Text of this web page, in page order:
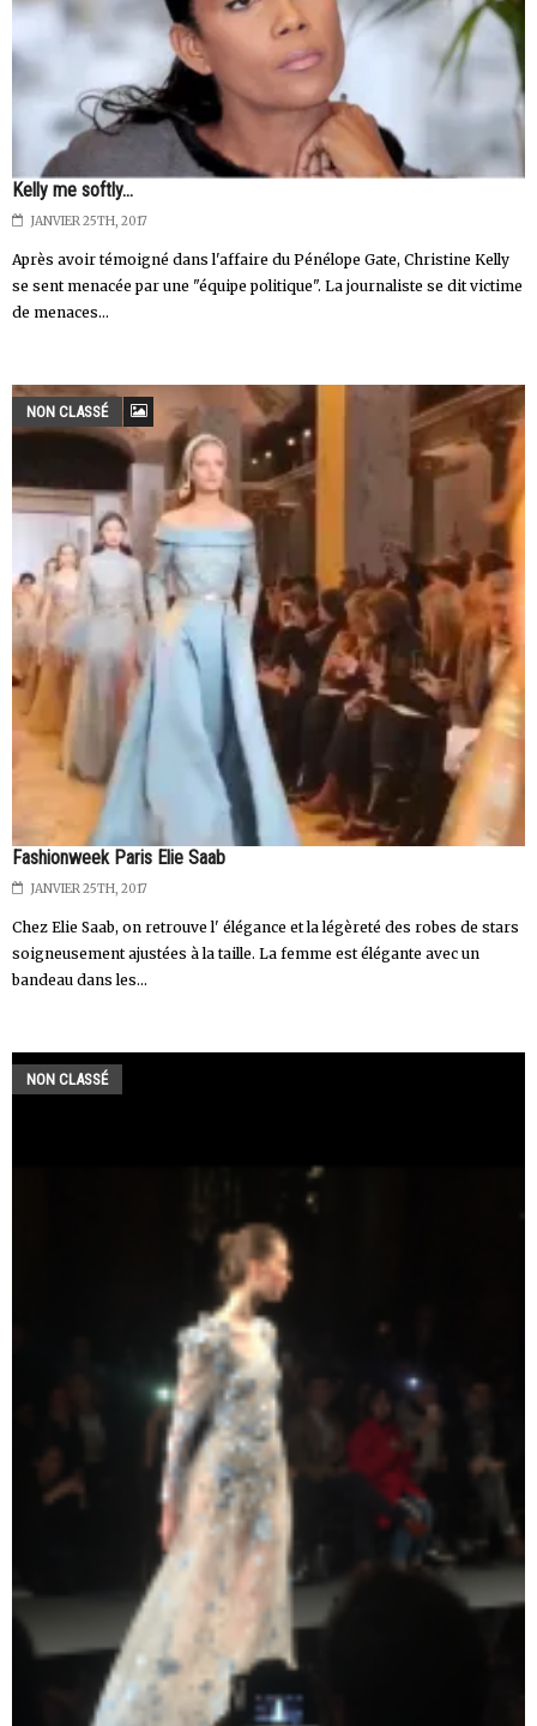
Kelly me softly...
JANVIER 25TH, 2017
Après avoir témoigné dans l'affaire du Pénélope Gate, Christine Kelly
se sent menacée par une "équipe politique". La journaliste se dit victime
de menaces...
NON CLASSÉ
Fashionweek Paris Elie Saab
JANVIER 25TH, 2017
Chez Elie Saab, on retrouve l' élégance et la légèreté des robes de stars
soigneusement ajustées à la taille. La femme est élégante avec un
bandeau dans les...
NON CLASSÉ